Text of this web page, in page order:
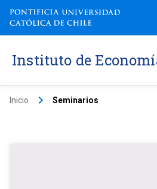
Instituto de
Inicio keyboard_arrow_right Seminarios